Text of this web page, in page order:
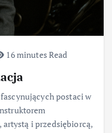
16 minutes Read
postaci w
artystą i przedsiębiorcą,